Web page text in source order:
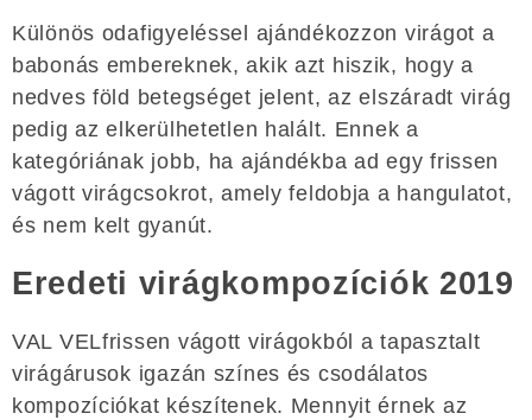
Különös odafigyeléssel ajándékozzon virágot a
babonás embereknek, akik azt hiszik, hogy a
nedves föld betegséget jelent, az elszáradt virág
pedig az elkerülhetetlen halált. Ennek a
kategóriának jobb, ha ajándékba ad egy frissen
vágott virágcsokrot, amely feldobja a hangulatot,
és nem kelt gyanút.
Eredeti virágkompozíciók 2019
VAL VELfrissen vágott virágokból a tapasztalt
virágárusok igazán színes és csodálatos
kompozíciókat készítenek. Mennyit érnek az